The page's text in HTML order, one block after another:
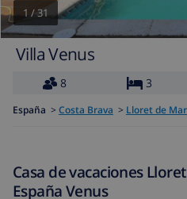
1 /31
Villa Venus
8
3
España > Costa Brava > Lloret de Mar
Casa de vacaciones
España Venus